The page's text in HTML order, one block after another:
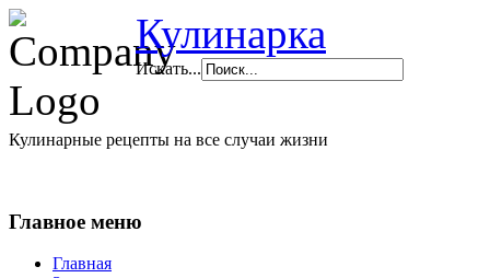
Кулинарка
Искать...
Кулинарные рецепты на все случаи жизни
Главное меню
Главная